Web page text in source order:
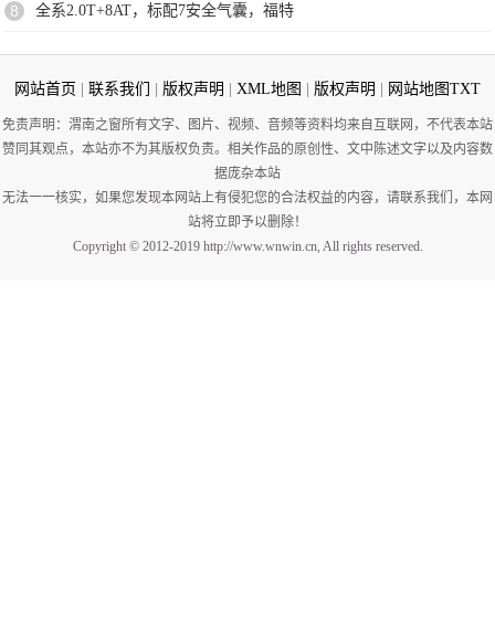
8 全系2.0T+8AT，标配7安全气囊，福特
网站首页 联系我们 版权声明 XML地图 版权声明 网站地图TXT
免责声明：渭南之窗所有文字、图片、视频、音频等资料均来自互联网，不代表本站
赞同其观点，本站亦不为其版权负责。相关作品的原创性、文中陈述文字以及内容数
据庞杂本站
无法一一核实，如果您发现本网站上有侵犯您的合法权益的内容，请联系我们，本网
站将立即予以删除！
Copyright © 2012-2019 http://www.wnwin.cn, All rights reserved.